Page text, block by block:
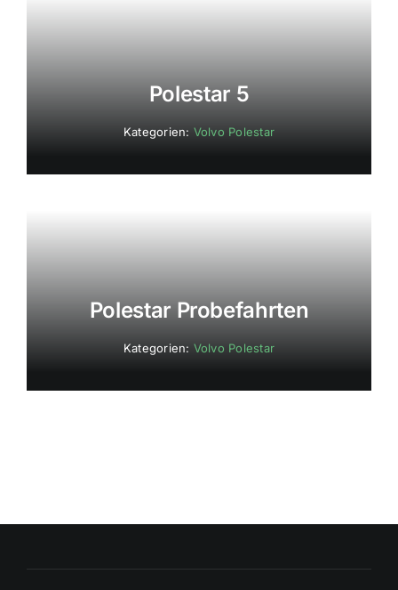
Polestar 5
Kategorien: Volvo Polestar
Polestar Probefahrten
Kategorien: Volvo Polestar